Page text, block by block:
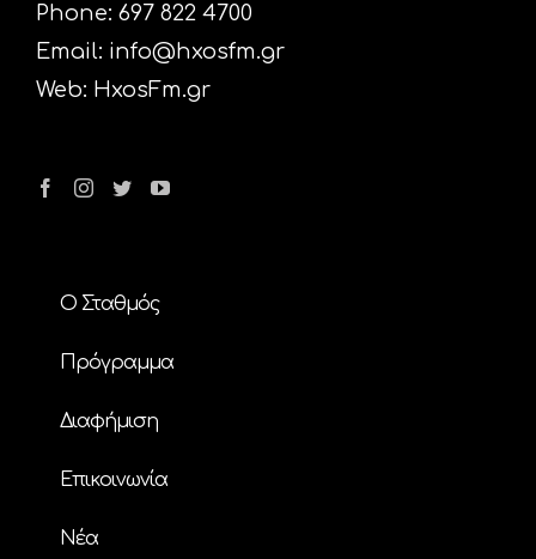
Phone: 697 822 4700
Email: info@hxosfm.gr
Web: HxosFm.gr
Ο Σταθμός
Πρόγραμμα
Διαφήμιση
Επικοινωνία
Nέα